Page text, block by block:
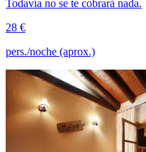
Todavía no se te cobrará nada.
28 €
pers./noche (aprox.)